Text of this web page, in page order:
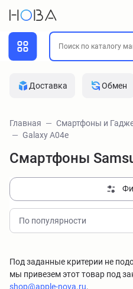
Доставка Обмен
Главная Смартфоны и
Galaxy A04e
Смартфоны
По популярности
Под заданные критерии не
мы привезем этот товар под
shop@apple-nova.ru.